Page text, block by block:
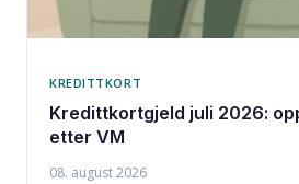
KREDITTKORT
Kredittkortgjeld juli 2026:
etter VM
08. august 2026